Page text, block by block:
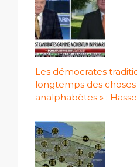
Les démocrates
longtemps des
analphabètes » :